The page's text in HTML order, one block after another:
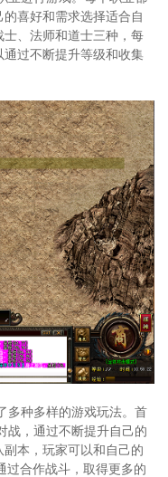
喜好和需求选择适合自
、法师和道士三种，每
过不断提升等级和收集
多种多样的游戏玩法。首
战，通过不断提升自己的
本，玩家可以和自己的
过合作战斗，取得更多的